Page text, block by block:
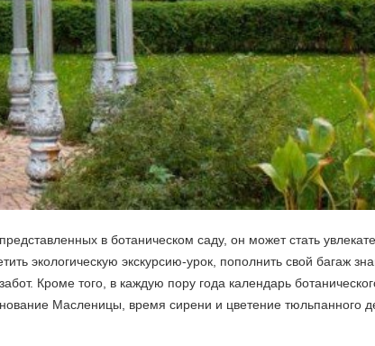
в ботаническом саду, он может стать
экологическую экскурсию-урок, пополнить свой багаж
Кроме того, в каждую пору года календарь
Масленицы, время сирени и цветение тюльпанного